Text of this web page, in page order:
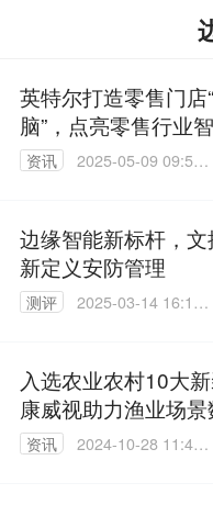
英特尔打造零售门店
脑”，点亮零售行业
资讯
2025-05-09 09:57:
边缘智能新标杆，
新定义安防管理
测评
2025-03-14 16:11:
入选农业农村10大
康威视助力渔业场
资讯
2024-10-28 11:48: